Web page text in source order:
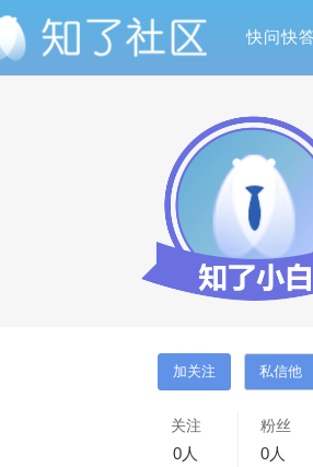
快问快答
关注
0人
粉丝
0人